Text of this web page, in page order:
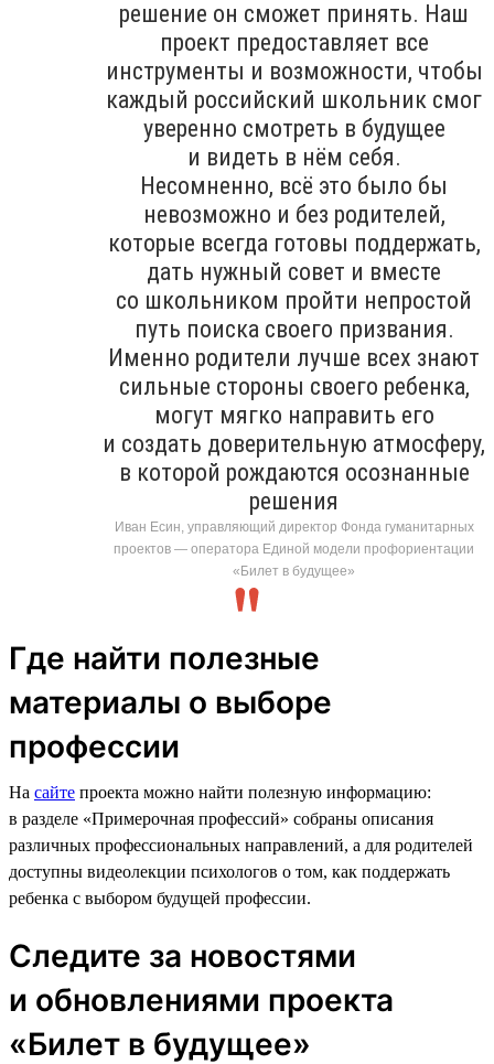
решение он сможет принять. Наш
проект предоставляет все
инструменты и возможности, чтобы
каждый российский школьник смог
уверенно смотреть в будущее
и видеть в нём себя.
Несомненно, всё это было бы
невозможно и без родителей,
которые всегда готовы поддержать,
дать нужный совет и вместе
со школьником пройти непростой
путь поиска своего призвания.
Именно родители лучше всех знают
сильные стороны своего ребенка,
могут мягко направить его
и создать доверительную атмосферу,
в которой рождаются осознанные
решения
Иван Есин, управляющий директор Фонда гуманитарных
проектов — оператора Единой модели профориентации
«Билет в будущее»
Где найти полезные
материалы о выборе
профессии
На сайте проекта можно найти полезную информацию:
в разделе «Примерочная профессий» собраны описания
различных профессиональных направлений, а для родителей
доступны видеолекции психологов о том, как поддержать
ребенка с выбором будущей профессии.
Следите за новостями
и обновлениями проекта
«Билет в будущее»